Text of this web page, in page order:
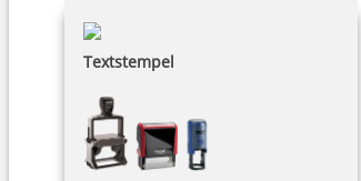
Textstempel